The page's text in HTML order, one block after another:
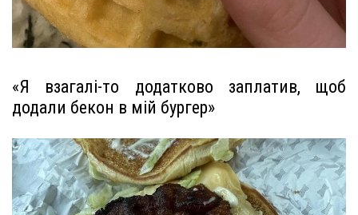
«Я взагалі-то додатково заплатив, щоб
додали бекон в мій бургер»